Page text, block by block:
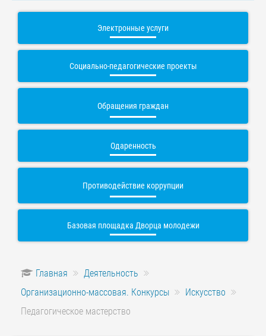
Электронные услуги
Социально-педагогические проекты
Обращения граждан
Одаренность
Противодействие коррупции
Базовая площадка Дворца молодежи
Главная
Деятельность
Организационно-массовая. Конкурсы
Искусство
Педагогическое мастерство